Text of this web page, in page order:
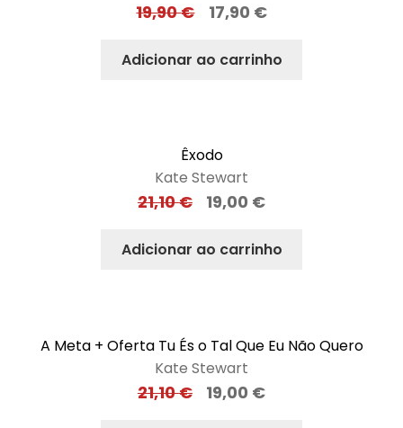
19,90€ 17,90 €
Adicionar ao carrinho
Êxodo
Kate Stewart
21,10€ 19,00 €
Adicionar ao carrinho
A Meta + Oferta Tu És o Tal Que Eu Não Quero
Kate Stewart
21,10€ 19,00 €